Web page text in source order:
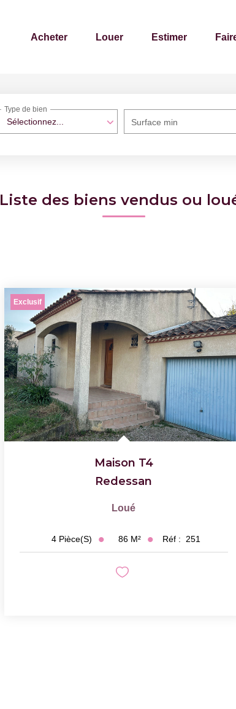
Acheter Louer Estimer
Sélectionnez...
Type de bien
Surface min
Liste des biens vendus ou
Exclusif
Maison T4
Redessan
Loué
4 Pièce(s) 86 M² Réf : 251